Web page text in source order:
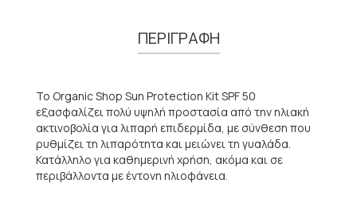
ΠΕΡΙΓΡΑΦΗ
Το Organic Shop Sun Protection Kit SPF 50
εξασφαλίζει πολύ υψηλή προστασία από την ηλιακή
ακτινοβολία για λιπαρή επιδερμίδα, με σύνθεση που
ρυθμίζει τη λιπαρότητα και μειώνει τη γυαλάδα.
Κατάλληλο για καθημερινή χρήση, ακόμα και σε
περιβάλλοντα με έντονη ηλιοφάνεια.